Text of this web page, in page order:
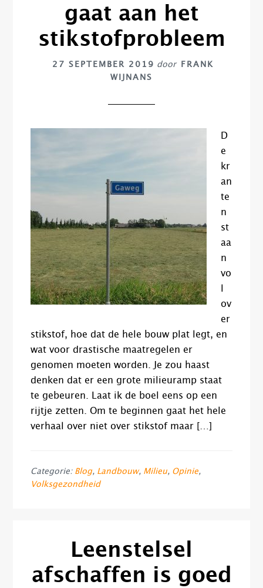
gaat aan het
stikstofprobleem
27 SEPTEMBER 2019 door
FRANK
WIJNANS
D
e
kr
an
te
n
st
aa
n
vo
ov
er
stikstof, hoe dat de hele bouw plat legt, en
wat voor drastische maatregelen er
genomen moeten worden. Je zou haast
denken dat er een grote milieuramp staat
te gebeuren. Laat ik de boel eens op een
rijtje zetten. Om te beginnen gaat het hele
verhaal over niet over stikstof maar […]
Categorie: Blog, Landbouw, Milieu, Opinie,
Volksgezondheid
Leenstelsel
afschaffen is goed